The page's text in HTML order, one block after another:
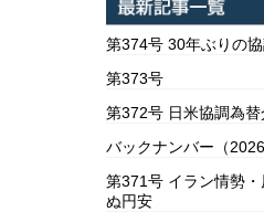
第374号 30年ぶりの
第373号
第372号 日米協調為
バックナンバー（2026
第371号 イラン情勢
ぬ円安